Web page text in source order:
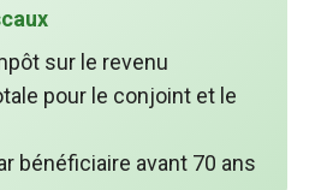
sur le revenu
pour le conjoint et le
bénéficiaire avant 70 ans